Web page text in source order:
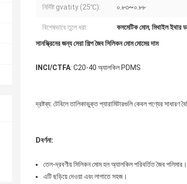
নির্দিষ্ট gvatity (25℃): ০.৮৩~০.৮৮
বিশেষভাবে তুলে ধরা: কসমেটিক মোম, মিথাইল ইথার
সানস্ক্রিনের জন্য সেরা শিল্প জৈব সিলিকন মোম মোমের দাম
INCI/CTFA: C20-40 অ্যালকিল PDMS
দ্রষ্টব্য: টেবিলে তালিকাভুক্ত প্যারামিটারগুলি কেবল পণ্যের সাধারণ
Dবর্ণনা:
তেল-দ্রবণীয় সিলিকন মোম হল অ্যালকিল পরিবর্তিত জৈব পলিমার।
এটি ছড়িয়ে দেওয়া এবং লাগাতে সহজ।